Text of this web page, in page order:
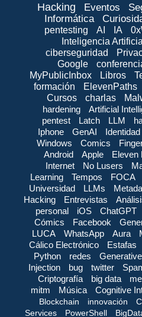
Hacking Eventos
Informática
pentesting AI IA
Inteligencia Artificial
ciberseguridad
Google
MyPublicInbox
Libros
formación
ElevenPaths
Cursos
charlas
hardening
Artificial
pentest
Latch LLM
Iphone
GenAI Identidad
Windows
Comics
Android
Apple
Eleven
Internet
No Lusers
Learning
Tempos FOCA
Universidad
LLMs
Hacking
Entrevistas
personal
iOS ChatGPT
Cómics
Facebook
LUCA
WhatsApp Aura
Cálico Electrónico
Estafas
Python
redes
Injection
bug twitter
Criptografía
big data
mitm
Música Cognitive
Blockchain innovación
Services
PowerShell